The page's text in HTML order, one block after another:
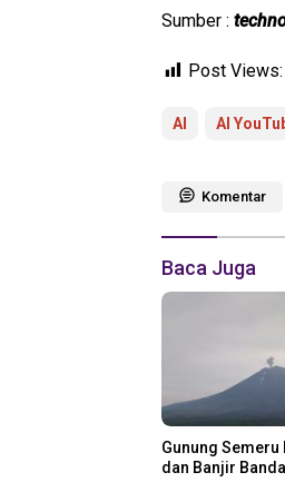
Sumber :
Post Views:
AI AI
Komentar
Baca Juga
Gunung
dan Banjir